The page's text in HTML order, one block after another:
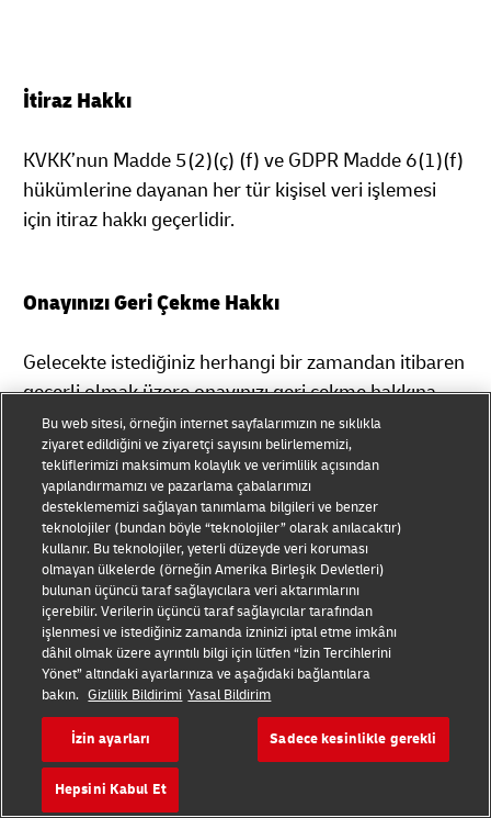
İtiraz Hakkı
KVKK’nun Madde 5(2)(ç) (f) ve GDPR Madde 6(1)(f)
hükümlerine dayanan her tür kişisel veri işlemesi
için itiraz hakkı geçerlidir.
Onayınızı Geri Çekme Hakkı
Gelecekte istediğiniz herhangi bir zamandan itibaren
geçerli olmak üzere onayınızı geri çekme hakkına
sahipsiniz.
Hakkınızı kullanmak için "Sorumlu Kimdir?" başlığı
altındaki iletişim bilgilerini kullanarak bizimle
iletişime geçmeniz yeterlidir.
Peki, Ya Veri Güvenliği?
DHL verilerinizin gizliliğini son derece ciddiye
almaktadır. Verilerinizi güvende tutmak için çeşitli
stratejiler, politikalar ve önlemleri uygulamaya
koyduk. Güvenlik önlemlerimizi yakından
denetliyoruz. Güvenlik duvarları, ağ izinsiz giriş
Bu web sitesi, örneğin internet sayfalarımızın ne sıklıkla
ziyaret edildiğini ve ziyaretçi sayısını belirlememizi,
tekliflerimizi maksimum kolaylık ve verimlilik açısından
yapılandırmamızı ve pazarlama çabalarımızı
desteklememizi sağlayan tanımlama bilgileri ve benzer
teknolojiler (bundan böyle “teknolojiler” olarak anılacaktır)
kullanır. Bu teknolojiler, yeterli düzeyde veri koruması
olmayan ülkelerde (örneğin Amerika Birleşik Devletleri)
bulunan üçüncü taraf sağlayıcılara veri aktarımlarını
içerebilir. Verilerin üçüncü taraf sağlayıcılar tarafından
işlenmesi ve istediğiniz zamanda izninizi iptal etme imkânı
dâhil olmak üzere ayrıntılı bilgi için lütfen “İzin Tercihlerini
Yönet” altındaki ayarlarınıza ve aşağıdaki bağlantılara
bakın. Gizlilik Bildirimi Yasal Bildirim
İzin ayarları Sadece kesinlikle gerekli
Hepsini Kabul Et